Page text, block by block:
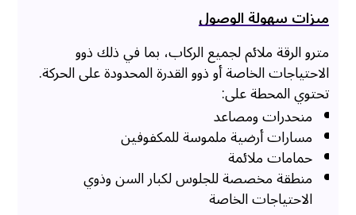
ميزات سهولة الوصول
مترو الرقة ملائم لجميع الركاب، بما في ذلك ذوو
الاحتياجات الخاصة أو ذوو القدرة المحدودة على الحركة.
تحتوي المحطة على:
منحدرات ومصاعد
مسارات أرضية ملموسة للمكفوفين
حمامات ملائمة
منطقة مخصصة للجلوس لكبار السن وذوي
الاحتياجات الخاصة